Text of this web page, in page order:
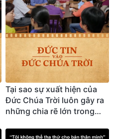
Tại sao sự xuất hiện của
Đức Chúa Trời luôn gây ra
những chia rẽ lớn trong
phải suy nghĩ!